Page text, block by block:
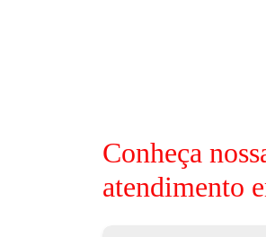
Conheça
atendimento